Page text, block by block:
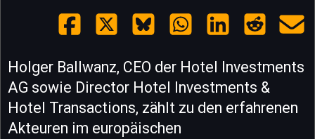
Holger Ballwanz, CEO der Hotel Investments
AG sowie Director Hotel Investments &
Hotel Transactions, zählt zu den erfahrenen
Akteuren im europäischen